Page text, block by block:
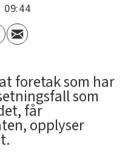
09:44
foretak som har
som
får
opplyser